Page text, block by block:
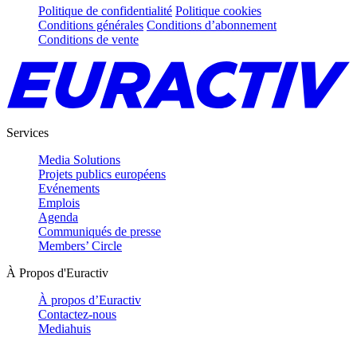
Politique de confidentialité Politique cookies
Conditions générales Conditions d’abonnement
Conditions de vente
Services
Media Solutions
Projets publics européens
Evénements
Emplois
Agenda
Communiqués de presse
Members’ Circle
À Propos d'Euractiv
À propos d’Euractiv
Contactez-nous
Mediahuis